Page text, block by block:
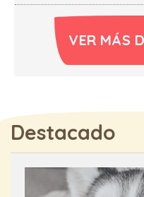
VER MÁS
Destacado